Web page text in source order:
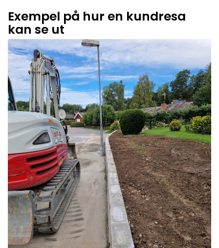
Exempel på hur en kundresa
kan se ut